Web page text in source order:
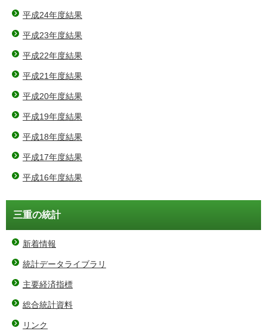
平成24年度結果
平成23年度結果
平成22年度結果
平成21年度結果
平成20年度結果
平成19年度結果
平成18年度結果
平成17年度結果
平成16年度結果
三重の統計
新着情報
統計データライブラリ
主要経済指標
総合統計資料
リンク